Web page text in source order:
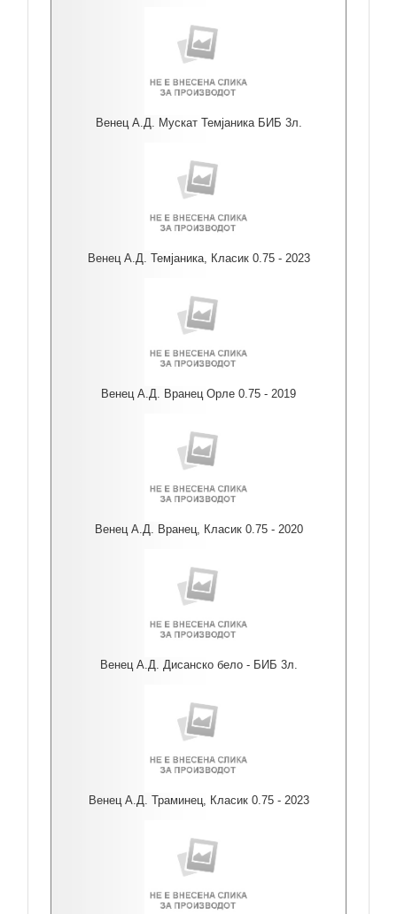
Венец А.Д. Мускат Темјаника БИБ 3л.
Венец А.Д. Темјаника, Класик 0.75 - 2023
Венец А.Д. Вранец Орле 0.75 - 2019
Венец А.Д. Вранец, Класик 0.75 - 2020
Венец А.Д. Дисанско бело - БИБ 3л.
Венец А.Д. Траминец, Класик 0.75 - 2023